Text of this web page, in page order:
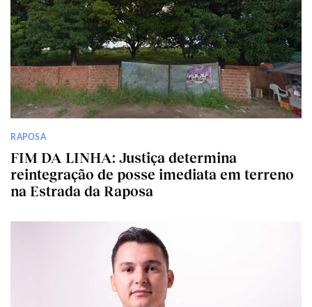
RAPOSA
FIM DA LINHA: Justiça determina
reintegração de posse imediata em terreno
na Estrada da Raposa